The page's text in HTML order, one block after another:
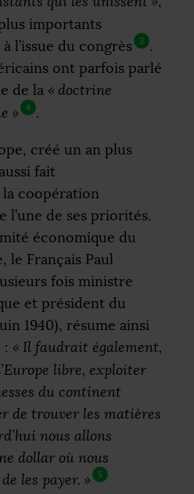
importants
l’issue du congrès
3
.
ont parfois parlé
de la « doctrine
» 4 .
créé un an plus
fait
coopération
l’une de ses priorités.
économique du
le Français Paul
fois ministre
et président du
1940), résume ainsi
: « Il faudrait également,
libre, exploiter
du continent
de trouver les matières
nous allons
dollar où nous
les payer. » 5